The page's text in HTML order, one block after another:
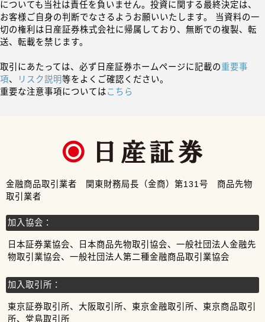
についても当社は責任を負いません。投資に関する最終決定は、
お客様ご自身の判断でなさるようお願いいたします。 当資料の一
切の権利は日産証券株式会社に帰属しており、無断での複製、転
送、転載を禁じます。
取引にあたっては、必ず日産証券ホームページに記載の重要事
項、 リスク説明等をよくご確認ください。
重要な注意事項についてはこちら
金融商品取引業者 関東財務局長（金商）第131号 商品先物
取引業者
加入協会：
日本証券業協会、日本商品先物取引協会、一般社団法人金融先
物取引業協会、一般社団法人第二種金融商品取引業協会
加入取引所：
東京証券取引所、大阪取引所、東京金融取引所、東京商品取引
所、堂島取引所